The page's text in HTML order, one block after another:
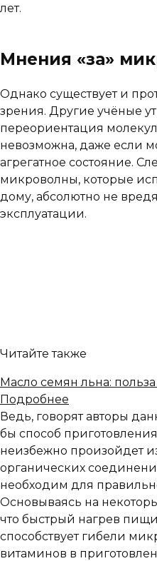
лет.
Мнения «за»
Однако существует и
зрения. Другие учёные
переориентация
невозможна, даже если
агрегатное состояние.
микроволны, которые
дому, абсолютно не
эксплуатации.
Читайте также
Масло семян льна:
Подробнее
Ведь, говорят авторы
бы способ
неизбежно произойдет
органических
необходим для
Основываясь на
что быстрый нагрев
способствует гибели
витаминов в